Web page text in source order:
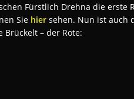
Fürstlich Drehna die erste
Sie hier sehen. Nun ist auch
Brückelt – der Rote: